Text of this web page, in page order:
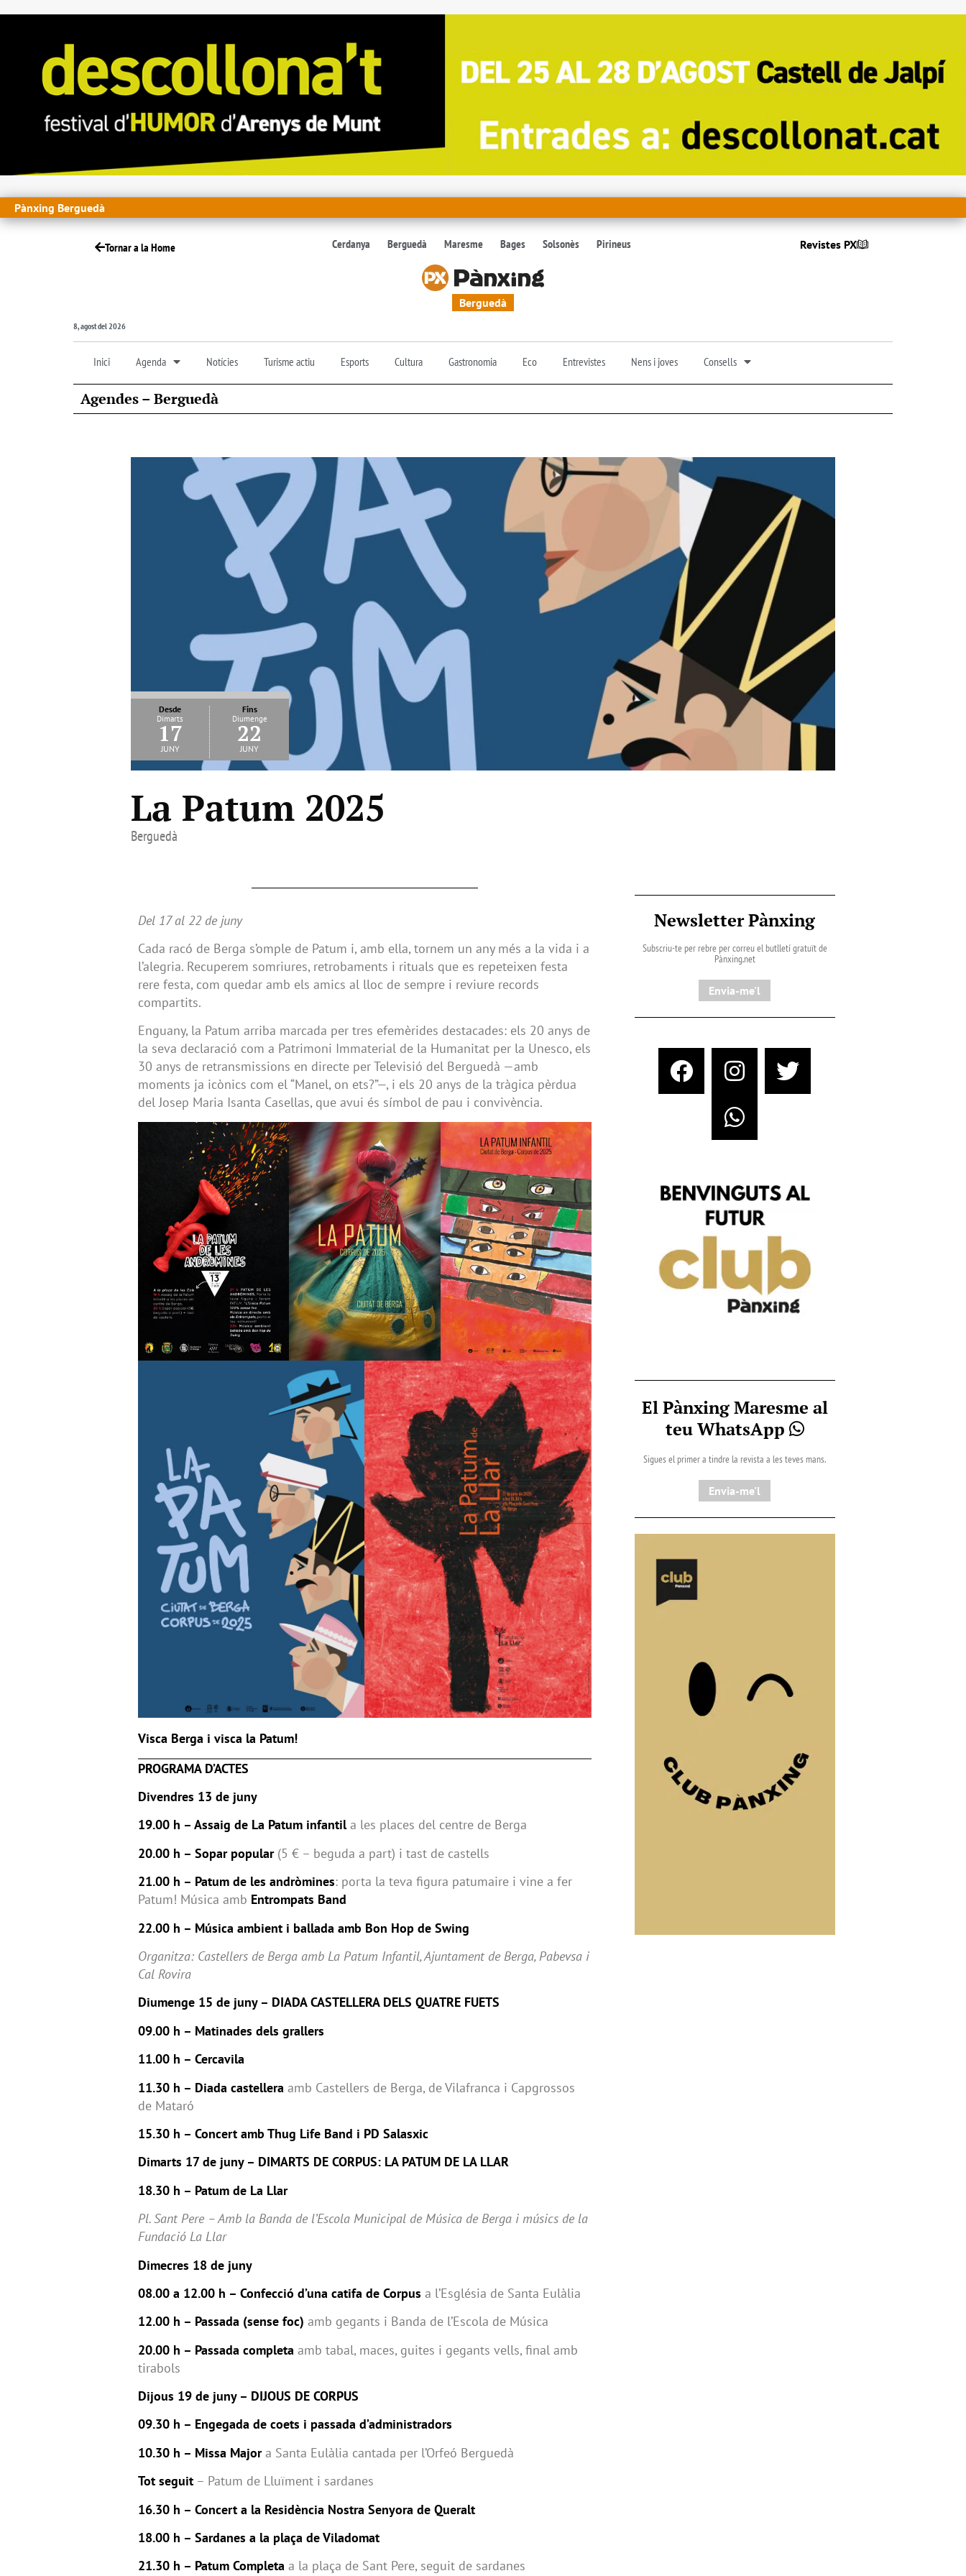
Pànxing Berguedà
Tornar a la Home Cerdanya Berguedà Maresme Bages Solsonès Pirineus Revistes PX
Berguedà
8, agost del 2026
Inici Agenda Notícies Turisme actiu Esports Cultura Gastronomia Eco Entrevistes Nens i joves Consells
Agendes – Berguedà
Desde
Dimarts
17
juny
Fins
Diumenge
22
juny
La Patum 2025
Berguedà
Del 17 al 22 de juny
Cada racó de Berga s’omple de Patum i, amb ella, tornem un any més a la vida i a
l’alegria. Recuperem somriures, retrobaments i rituals que es repeteixen festa
rere festa, com quedar amb els amics al lloc de sempre i reviure records
compartits.
Enguany, la Patum arriba marcada per tres efemèrides destacades: els 20 anys de
la seva declaració com a Patrimoni Immaterial de la Humanitat per la Unesco, els
30 anys de retransmissions en directe per Televisió del Berguedà —amb
moments ja icònics com el “Manel, on ets?”—, i els 20 anys de la tràgica pèrdua
del Josep Maria Isanta Casellas, que avui és símbol de pau i convivència.
Visca Berga i visca la Patum!
PROGRAMA D’ACTES
Divendres 13 de juny
19.00 h – Assaig de La Patum infantila les places del centre de Berga
20.00 h – Sopar popular(5 € – beguda a part) i tast de castells
21.00 h – Patum de les andròmines: porta la teva figura patumaire i vine a fer
Patum! Música amb Entrompats Band
22.00 h – Música ambient i ballada amb Bon Hop de Swing
Organitza: Castellers de Berga amb La Patum Infantil, Ajuntament de Berga, Pabevsa i
Cal Rovira
Diumenge 15 de juny – DIADA CASTELLERA DELS QUATRE FUETS
09.00 h – Matinades dels grallers
11.00 h – Cercavila
11.30 h – Diada castellera amb Castellers de Berga, de Vilafranca i Capgrossos
de Mataró
15.30 h – Concert amb Thug Life Band i PD Salasxic
Dimarts 17 de juny – DIMARTS DE CORPUS: LA PATUM DE LA LLAR
18.30 h – Patum de La Llar
Pl. Sant Pere – Amb la Banda de l’Escola Municipal de Música de Berga i músics de la
Fundació La Llar
Dimecres 18 de juny
08.00 a 12.00 h – Confecció d’una catifa de Corpus a l’Església de Santa Eulàlia
12.00 h – Passada (sense foc) amb gegants i Banda de l’Escola de Música
20.00 h – Passada completa amb tabal, maces, guites i gegants vells, final amb
tirabols
Dijous 19 de juny – DIJOUS DE CORPUS
09.30 h – Engegada de coets i passada d’administradors
10.30 h – Missa Majora Santa Eulàlia cantada per l’Orfeó Berguedà
Tot seguit – Patum de Lluïment i sardanes
16.30 h – Concert a la Residència Nostra Senyora de Queralt
18.00 h – Sardanes a la plaça de Viladomat
21.30 h – Patum Completa a la plaça de Sant Pere, seguit de sardanes
Newsletter Pànxing
Subscriu-te per rebre per correu el butlletí gratuït de
Pànxing.net​
Envia-me'l
El Pànxing Maresme al
teu WhatsApp
Sigues el primer a tindre la revista a les teves mans.
Envia-me'l